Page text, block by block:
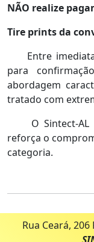
NÃO realize
Tire prints da
Entre
para
abordagem
tratado com
O Sintect-AL
reforça o
categoria.
Rua Ceará,